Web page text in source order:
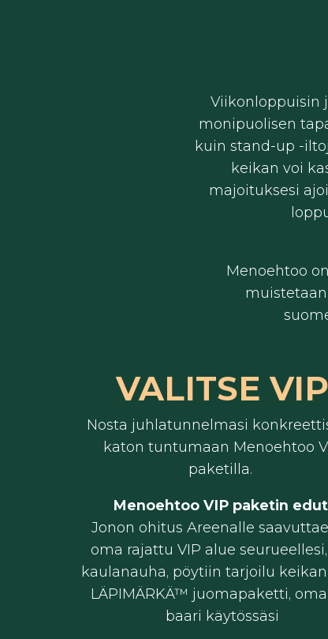
Viikonloppuisin
monipuolisen
kuin stand-up -
keikan voi
majoituksesi
Menoehtoo
VALITSE VIP
Nosta juhlatunnelmasi
katon tuntumaan Menoehtoo
paketilla.
Menoehtoo VIP paketin
Jonon ohitus Areenalle
oma rajattu VIP alue seurueellesi,
kaulanauha, pöytiin tarjoilu keikan
LÄPIMÄRKÄ™ juomapaketti, oma
baari käytössäsi